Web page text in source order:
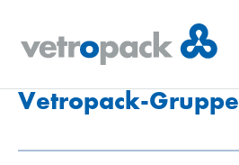
Vetropack-Gruppe